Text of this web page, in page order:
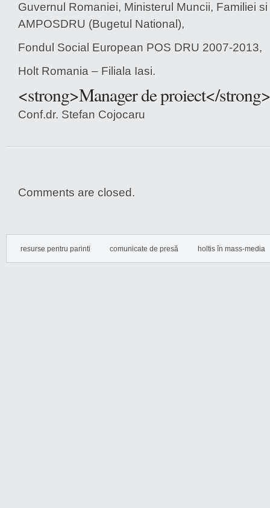
Guvernul Romaniei, Ministerul Muncii, Familiei
AMPOSDRU (Bugetul National),
Fondul Social European POS DRU 2007-2013,
Holt Romania – Filiala Iasi.
<strong>Manager de proiect</strong>
Conf.dr. Stefan Cojocaru
Comments are closed.
resurse pentru parinti comunicate de presă holtis în mass-media